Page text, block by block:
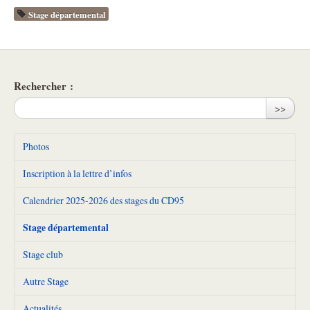
Stage départemental
Rechercher :
>>
Photos
Inscription à la lettre d’infos
Calendrier 2025-2026 des stages du CD95
Stage départemental
Stage club
Autre Stage